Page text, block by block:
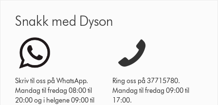
Snakk med Dyson
Skriv til oss på WhatsApp.
Mandag til fredag 08:00 til
20:00 og i helgene 09:00 til
Ring oss på 37715780.
Mandag til fredag 09:00 til
17:00.